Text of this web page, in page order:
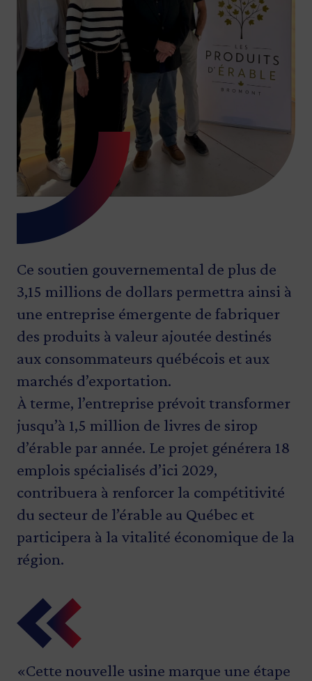
Ce soutien gouvernemental de plus de
3,15 millions de dollars permettra ainsi à
une entreprise émergente de fabriquer
des produits à valeur ajoutée destinés
aux consommateurs québécois et aux
marchés d’exportation.
À terme, l’entreprise prévoit transformer
jusqu’à 1,5 million de livres de sirop
d’érable par année. Le projet générera 18
emplois spécialisés d’ici 2029,
contribuera à renforcer la compétitivité
du secteur de l’érable au Québec et
participera à la vitalité économique de la
région.
«Cette nouvelle usine marque une étape
«Avec ce soutien, on mise sur
«L’érable, c’est non seulement une
«En soutenant la construction de cette